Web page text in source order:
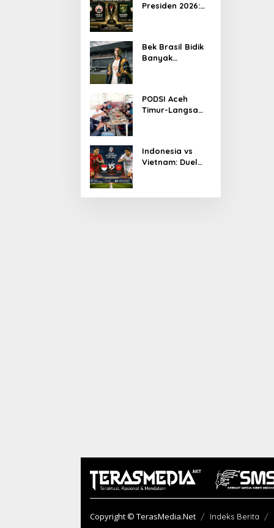
Presiden 2026:
Tantang Arema
Bek Brasil Bidik
Banyak
PODSI Aceh
Timur-Langsa
Indonesia vs
Vietnam: Duel
Copyright © TerasMedia.Net Indeks Berita